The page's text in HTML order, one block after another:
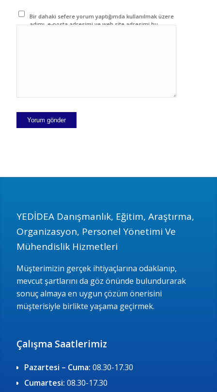
Bir dahaki sefere yorum yaptığımda kullanılmak üzere
adımı, e-posta adresimi ve web site adresimi bu
YEDİDEA Danışmanlık, Eğitim, Araştırma,
Organizasyon, Personel Yönetimi Ve
Mühendislik Hizmetleri
Müşterimizin gerçek ihtiyaçlarına odaklanıp,
mevcut şartlarını da göz önünde bulundurarak
sonuç almaya en uygun çözüm önerisini
müşterisiyle birlikte yaşama geçirmek.
Çalışma Saatlerimiz
Pazartesi – Cuma: 08.30-17.30
Cumartesi: 08.30-17.30